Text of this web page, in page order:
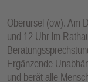
Oberursel (ow). Am
und 12 Uhr im
Ergänzende
und berät alle